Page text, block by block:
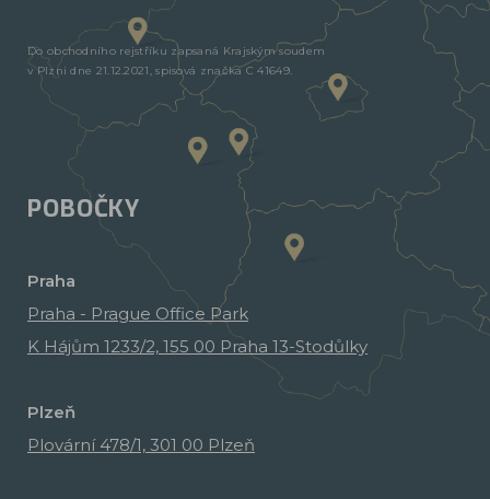
Do obchodního rejstříku zapsaná Krajským soudem
v Plzni dne 21.12.2021, spisová značka C 41649.
POBOČKY
Praha
Praha - Prague Office Park
K Hájům 1233/2, 155 00 Praha 13-Stodůlky
Plzeň
Plovární 478/1, 301 00 Plzeň